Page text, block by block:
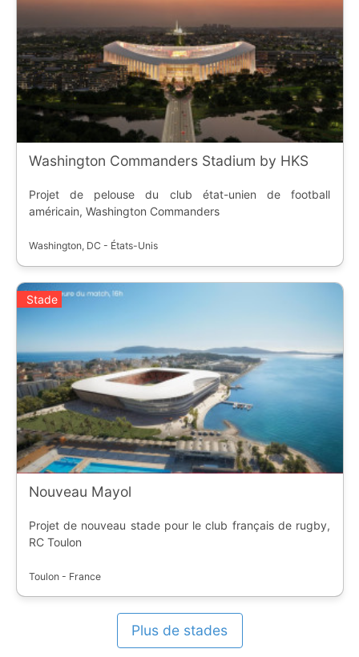
Washington Commanders Stadium by HKS
Projet de pelouse du club état-unien de football
américain, Washington Commanders
Washington, DC - États-Unis
Stade
Nouveau Mayol
Projet de nouveau stade pour le club français de rugby,
RC Toulon
Toulon - France
Plus de stades